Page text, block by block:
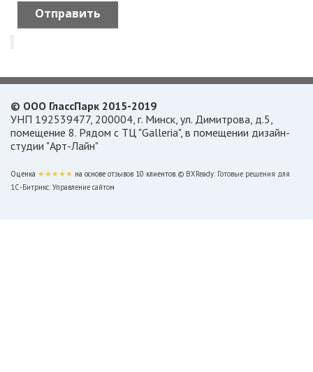
© ООО ГлассПарк 2015-2019
УНП 192539477, 200004, г. Минск, ул. Димитрова, д.5,
помещение 8. Рядом с ТЦ "Galleria", в помещении дизайн-
студии "Арт-Лайн"
Оценка ★★★★★ на основе отзывов 10 клиентов. © BXReady: Готовые решения для
1С-Битрикс: Управление сайтом